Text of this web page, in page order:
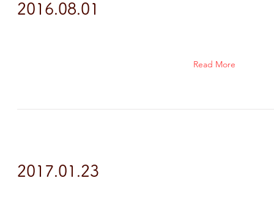
2016.08.01
Read More
2017.01.23